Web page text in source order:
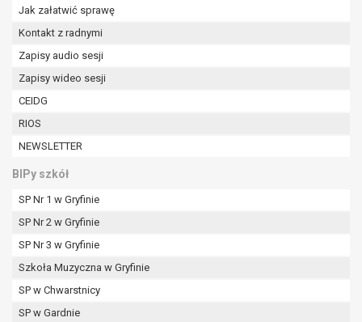
Jak załatwić sprawę
Kontakt z radnymi
Zapisy audio sesji
Zapisy wideo sesji
CEIDG
RIOS
NEWSLETTER
BIPy szkół
SP Nr 1 w Gryfinie
SP Nr 2 w Gryfinie
SP Nr 3 w Gryfinie
Szkoła Muzyczna w Gryfinie
SP w Chwarstnicy
SP w Gardnie